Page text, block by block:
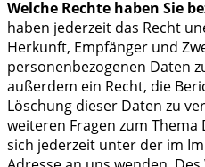
Welche Rechte haben Sie
haben jederzeit das Recht
Herkunft, Empfänger und
personenbezogenen Daten
außerdem ein Recht, die
Löschung dieser Daten zu
weiteren Fragen zum Thema
sich jederzeit unter der im